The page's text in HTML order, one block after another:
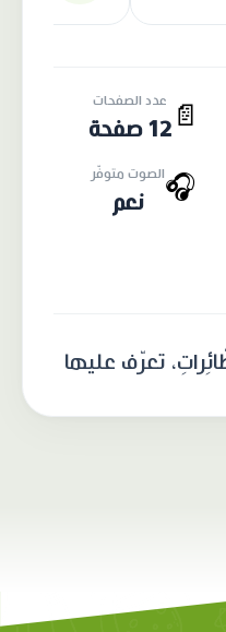
📄
عدد الصفحات
12 صفحة
🎧الصوت متوفّر
نعم
تعرّف عليها